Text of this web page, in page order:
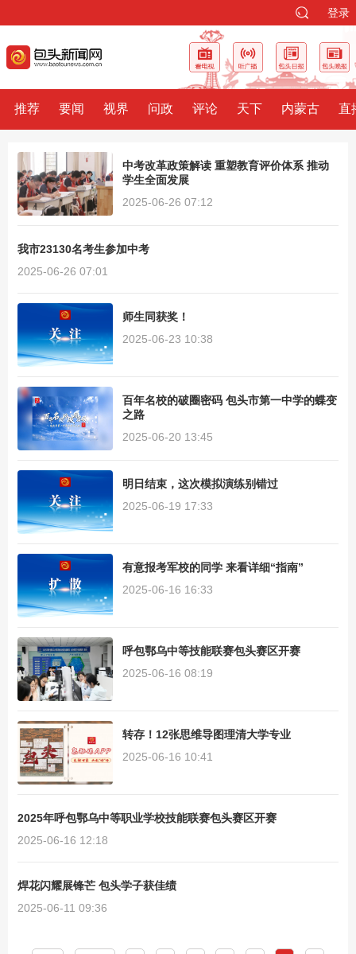
登录
推荐 要闻 视界 问政 评论 天下 内蒙古 直
中考改革政策解读 重塑教育评价体系 推动
学生全面发展
2025-06-26 07:12
我市23130名考生参加中考
2025-06-26 07:01
师生同获奖！
2025-06-23 10:38
百年名校的破圈密码 包头市第一中学的蝶变
之路
2025-06-20 13:45
明日结束，这次模拟演练别错过
2025-06-19 17:33
有意报考军校的同学 来看详细“指南”
2025-06-16 16:33
呼包鄂乌中等技能联赛包头赛区开赛
2025-06-16 08:19
转存！12张思维导图理清大学专业
2025-06-16 10:41
2025年呼包鄂乌中等职业学校技能联赛包头赛区开赛
2025-06-16 12:18
焊花闪耀展锋芒 包头学子获佳绩
2025-06-11 09:36